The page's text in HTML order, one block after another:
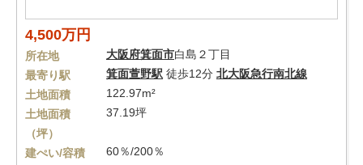
4,500万円
所在地 大阪府箕面市白島２丁目
最寄り駅
箕面萱野駅 徒歩12分 北大阪急行南北線
土地面積
122.97m²
土地面積
（坪）
37.19坪
建ぺい/容積
60％/200％